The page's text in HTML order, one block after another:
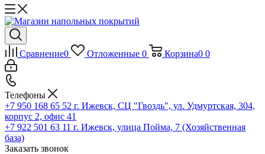
Сравнение0 Отложенные 0 Корзина0 0
Телефоны
+7 950 168 65 52 г. Ижевск, СЦ "Гвоздь", ул. Удмуртская, 304,
корпус 2, офис 41
+7 922 501 63 11 г. Ижевск, улица Пойма, 7 (Хозяйственная
база)
Заказать звонок